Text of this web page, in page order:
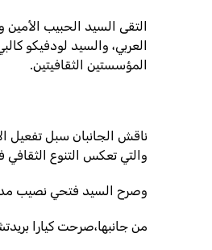
العربي، والسيد لودفيكو
المؤسستين الثقافيتين.
ناقش الجانبان سبل تفعيل
والتي تعكس التنوع الثقافي
وصرح السيد فتحي نصيب مدير
من جانبها،صرحت كيارا